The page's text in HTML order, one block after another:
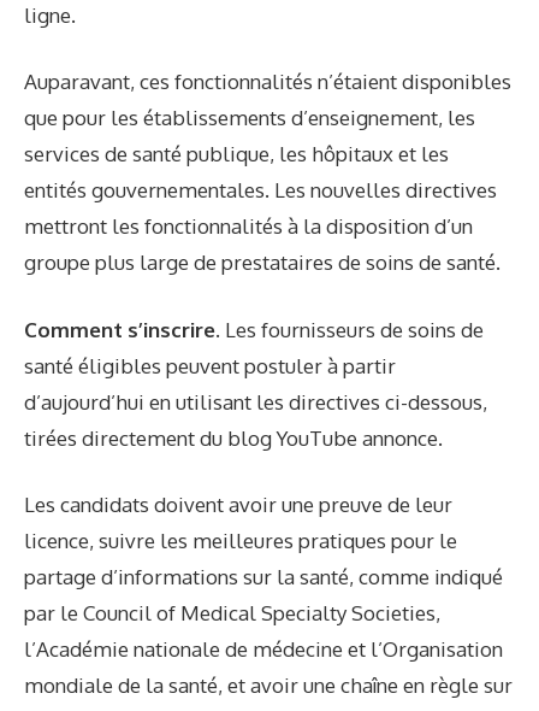
ligne.
Auparavant, ces fonctionnalités n’étaient disponibles
que pour les établissements d’enseignement, les
services de santé publique, les hôpitaux et les
entités gouvernementales. Les nouvelles directives
mettront les fonctionnalités à la disposition d’un
groupe plus large de prestataires de soins de santé.
Comment s’inscrire. Les fournisseurs de soins de
santé éligibles peuvent postuler à partir
d’aujourd’hui en utilisant les directives ci-dessous,
tirées directement du blog YouTube annonce.
Les candidats doivent avoir une preuve de leur
licence, suivre les meilleures pratiques pour le
partage d’informations sur la santé, comme indiqué
par le Council of Medical Specialty Societies,
l’Académie nationale de médecine et l’Organisation
mondiale de la santé, et avoir une chaîne en règle sur